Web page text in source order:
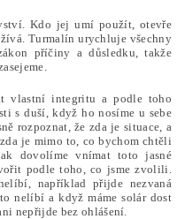
Kdo jej umí použít, otevře
Turmalín urychluje všechny
příčiny a důsledku, takže
vlastní integritu a podle toho
s duší, když ho nosíme u sebe
rozpoznat, že zda je situace, a
je mimo to, co bychom chtěli
dovolíme vnímat toto jasné
podle toho, co jsme zvolili.
například přijde nezvaná
nelíbí a když máme solár dost
nepřijde bez ohlášení.